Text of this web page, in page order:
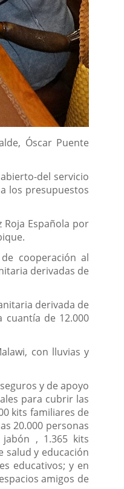
Óscar Puente
del servicio
los presupuestos
Española por
cooperación al
derivadas de
derivada de
cuantía de 12.000
con lluvias y
y de apoyo
para cubrir las
kits familiares de
20.000 personas
, 1.365 kits
salud y educación
educativos; y en
amigos de